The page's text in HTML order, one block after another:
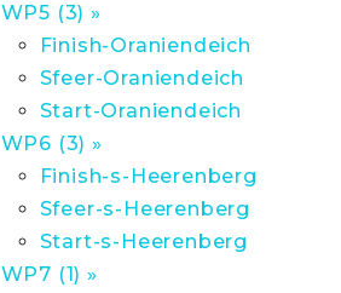
WP5 (3) »
Finish-Oraniendeich
Sfeer-Oraniendeich
Start-Oraniendeich
WP6 (3) »
Finish-s-Heerenberg
Sfeer-s-Heerenberg
Start-s-Heerenberg
WP7 (1) »